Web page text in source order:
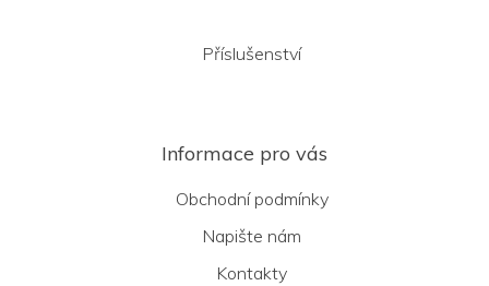
Příslušenství
Informace pro vás
Obchodní podmínky
Napište nám
Kontakty